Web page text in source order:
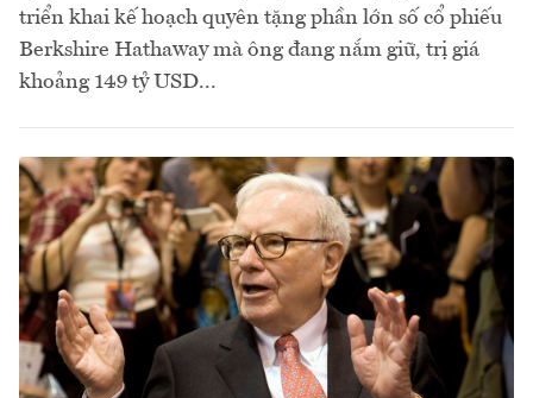
triển khai kế hoạch quyên tặng phần lớn số cổ phiếu
Berkshire Hathaway mà ông đang nắm giữ, trị giá
khoảng 149 tỷ USD...